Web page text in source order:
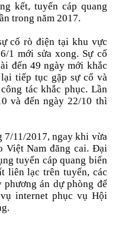
kết, tuyến cáp quang
trong năm 2017.
cố rò điện tại khu vực
1 mới sửa xong. Sự cố
đến 49 ngày mới khắc
tiếp tục gặp sự cố và
tác khắc phục. Lần
và đến ngày 22/10 thì
7/11/2017, ngay khi vừa
Việt Nam đăng cai. Đại
tuyến cáp quang biển
liên lạc trên tuyến, các
án dự phòng để
internet phục vụ Hội